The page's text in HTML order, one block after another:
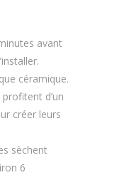
avant
céramique.
d’un
créer leurs
sèchent
6